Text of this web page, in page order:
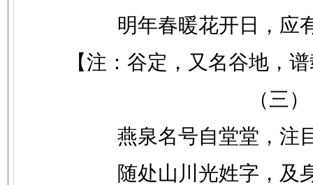
明年春暖花开日，应
【注：谷定，又名谷地，
（三）
燕泉名号自堂堂，注
随处山川光姓字，及